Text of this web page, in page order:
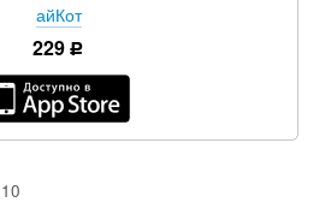
айКот
229 руб.